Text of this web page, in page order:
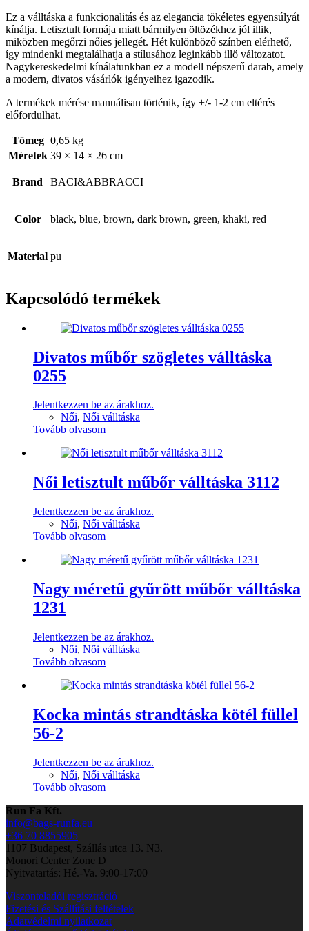
Ez a válltáska a funkcionalitás és az elegancia tökéletes egyensúlyát
kínálja. Letisztult formája miatt bármilyen öltözékhez jól illik,
miközben megőrzi nőies jellegét. Hét különböző színben elérhető,
így mindenki megtalálhatja a stílusához leginkább illő változatot.
Nagykereskedelmi kínálatunkban ez a modell népszerű darab, amely
a modern, divatos vásárlók igényeihez igazodik.
A termékek mérése manuálisan történik, így +/- 1-2 cm eltérés
előfordulhat.
Tömeg 0,65 kg
Méretek 39 × 14 × 26 cm
Brand BACI&ABBRACCI
Color black, blue, brown, dark brown, green, khaki, red
Material pu
Kapcsolódó termékek
Divatos műbőr szögletes válltáska
0255
Jelentkezzen be az árakhoz.
Női, Női válltáska
Tovább olvasom
Női letisztult műbőr válltáska 3112
Jelentkezzen be az árakhoz.
Női, Női válltáska
Tovább olvasom
Nagy méretű gyűrött műbőr válltáska
1231
Jelentkezzen be az árakhoz.
Női, Női válltáska
Tovább olvasom
Kocka mintás strandtáska kötél füllel
56-2
Jelentkezzen be az árakhoz.
Női, Női válltáska
Tovább olvasom
Run Fa Kft.
info@bags-runfa.eu
+36 70 8855905
1107 Budapest, Szállás utca 13. N3.
Monori Center Zone D
Nyitvatartás: Hé.-Va. 9:00-17:00
Viszonteladói regisztráció
Fizetési és Szállítási feltételek
Adatvédelmi nyilatkozat